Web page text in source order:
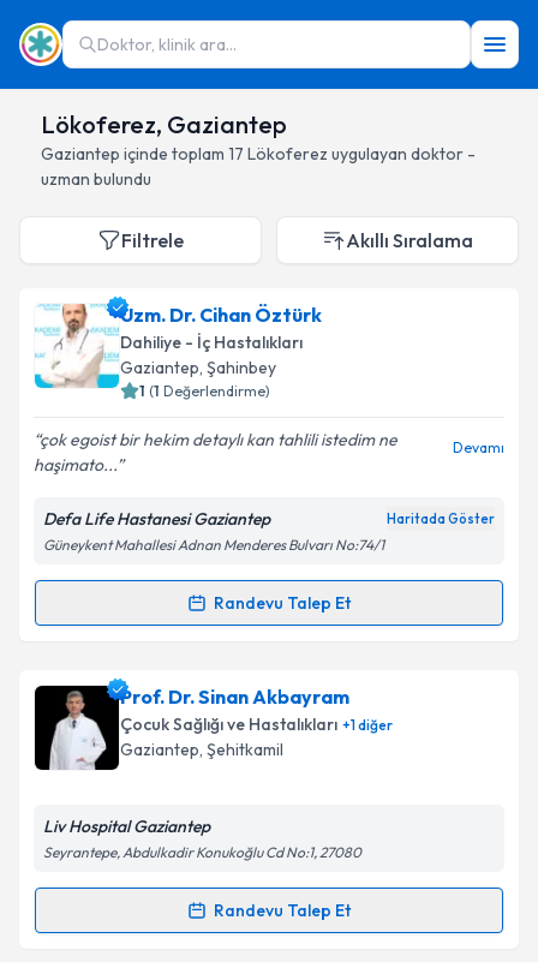
Doktor, klinik ara...
Lökoferez, Gaziantep
Gaziantep içinde toplam 17 Lökoferez uygulayan doktor -
uzman bulundu
Filtrele Akıllı Sıralama
Uzm. Dr. Cihan Öztürk
Dahiliye - İç Hastalıkları
Gaziantep, Şahinbey
1 (1 Değerlendirme)
çok egoist bir hekim detaylı kan tahlili istedim ne
haşimato...
Devamı
Defa Life Hastanesi Gaziantep Haritada Göster
Güneykent Mahallesi Adnan Menderes Bulvarı No:74/1
Randevu Talep Et
Randevu Takvimi Talebi
Uzm. Dr. Cihan Öztürkiçin randevu takvimi talebi
oluşturun. Size bu uzmandan randevu almanız için bir
takvim hazırlandığında e-posta ile bilgilendireceğiz.
Kişisel verilerimin işlenmesine ilişkin
Metni'ni okudum ve kişisel verilerimin belirtilen
Prof. Dr. Sinan Akbayram
Çocuk Sağlığı ve Hastalıkları +1diğer
Gaziantep, Şehitkamil
Liv Hospital Gaziantep
Seyrantepe, Abdulkadir Konukoğlu Cd No:1, 27080
Randevu Talep Et
Randevu Takvimi Talebi